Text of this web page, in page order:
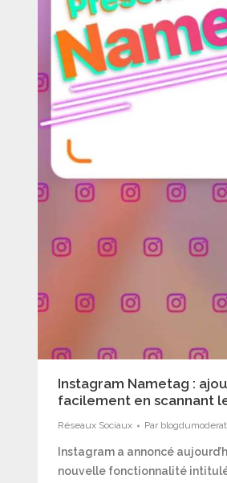
Instagram Nametag :
facilement en scannant
Réseaux Sociaux Par
Instagram a annoncé
nouvelle fonctionnalité